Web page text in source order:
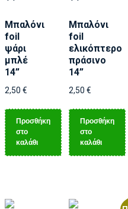
Μπαλόνι
foil
ψάρι
μπλέ
14”
2,50 €
Προσθήκη
στο
καλάθι
Μπαλόνι
foil
ελικόπτερο
πράσινο
14”
2,50 €
Προσθήκη
στο
καλάθι